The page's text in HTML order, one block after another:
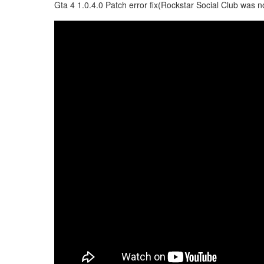
Gta 4 1.0.4.0 Patch error fix(Rockstar Social Club was